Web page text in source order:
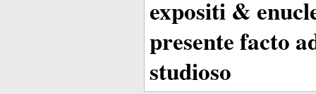
expositi &
presente facto
studioso